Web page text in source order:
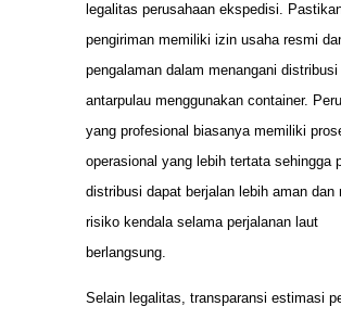
legalitas perusahaan ekspedisi.
pengiriman memiliki izin usaha resmi
pengalaman dalam menangani distribusi
antarpulau menggunakan container.
yang profesional biasanya memiliki
operasional yang lebih tertata sehingga
distribusi dapat berjalan lebih aman dan
risiko kendala selama perjalanan laut
berlangsung.
Selain legalitas, transparansi estimasi